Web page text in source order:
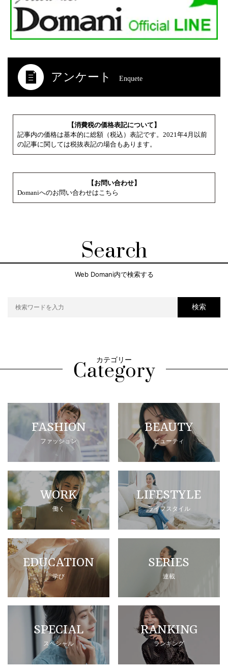
アンケート Enquete
【消費税の価格表記について】
記事内の価格は基本的に総額（税込）表記です。2021年4月以前
の記事に関しては税抜表記の場合もあります。
【お問い合わせ】
Domaniへのお問い合わせはこちら
Search
Web Domani内で検索する
検索
カテゴリー
FASHION
ファッション
BEAUTY
ビューティ
WORK
働く
LIFESTYLE
ライフスタイル
EDUCATION
学び
SERIES
連載
SPECIAL
スペシャル
RANKING
ランキング